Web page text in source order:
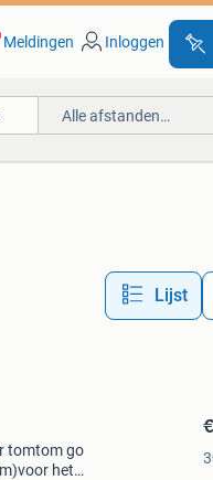
Meldingen Inloggen
Alle afstanden…
Lijst
tomtom go
het